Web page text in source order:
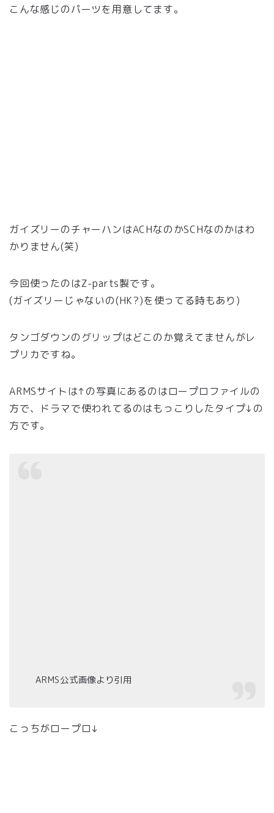
こんな感じのパーツを用意してます。
ガイズリーのチャーハンはACHなのかSCHなのかはわ
かりません(笑)
今回使ったのはZ-parts製です。
(ガイズリーじゃないの(HK?)を使ってる時もあり)
タンゴダウンのグリップはどこのか覚えてませんがレ
プリカですね。
ARMSサイトは↑の写真にあるのはロープロファイルの
方で、ドラマで使われてるのはもっこりしたタイプ↓の
方です。
ARMS公式画像より引用
こっちがロープロ↓